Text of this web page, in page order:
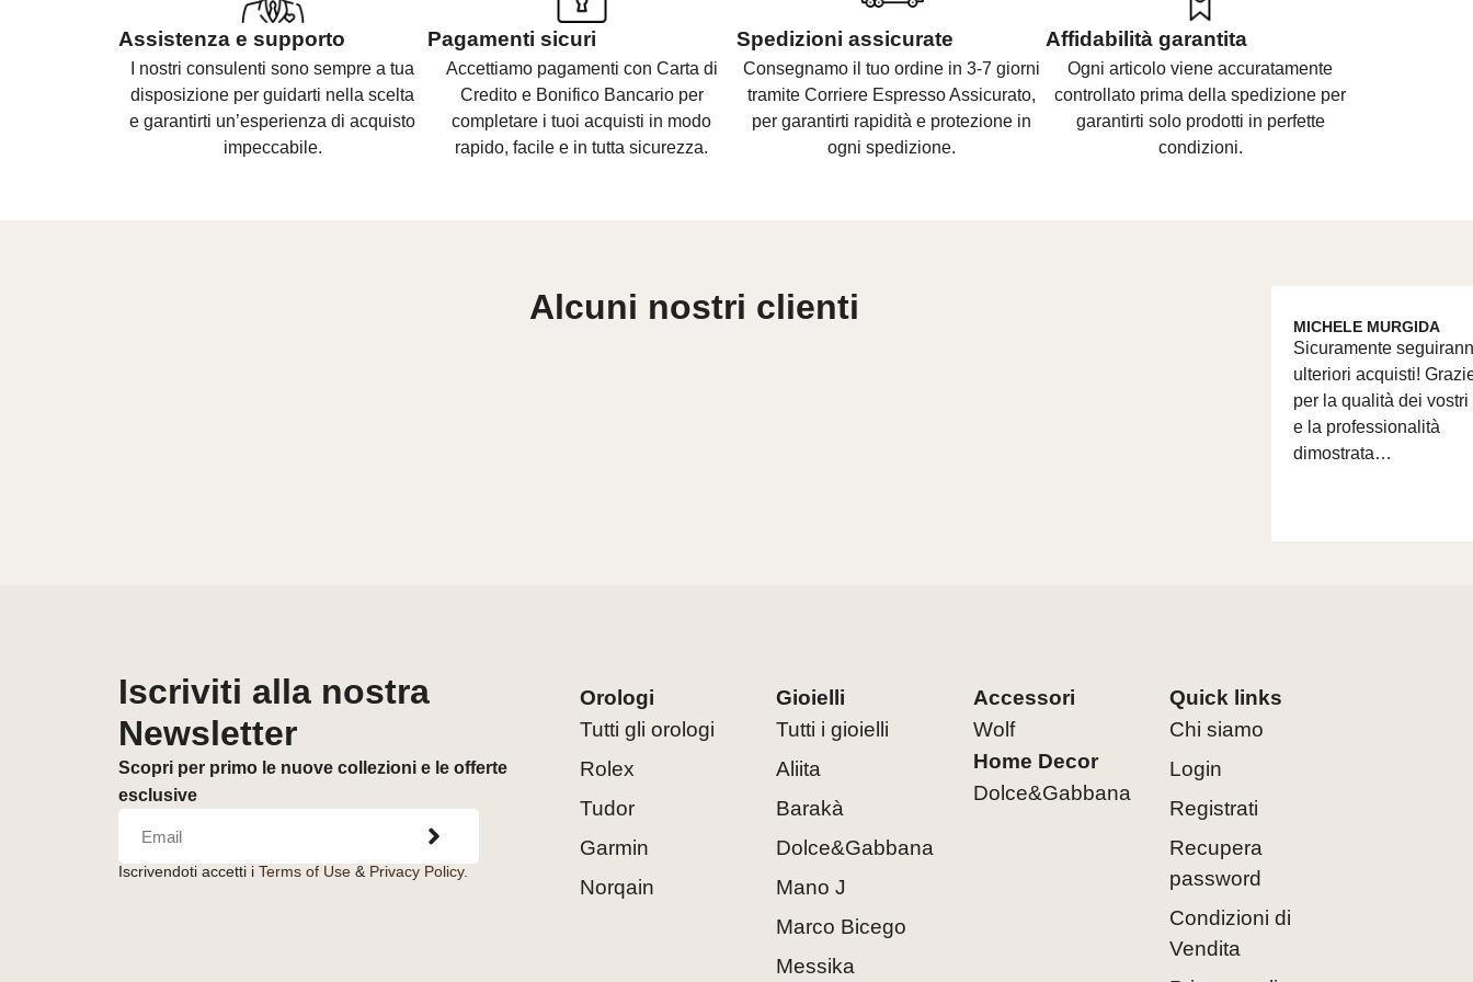
Assistenza e supporto
I nostri consulenti sonosempre a tua
disposizione per guidarti nella scelta
egarantirti un’esperienza di acquisto
impeccabile.
Pagamenti sicuri
Accettiamo pagamenti con Carta di
Credito e Bonifico Bancario per
completare i tuoi acquisti in modo
rapido, facile e in tutta sicurezza.
Spedizioni assicurate
Consegnamo il tuo ordine in 3-7 giorni
tramite Corriere Espresso Assicurato,
per garantirti rapidità e protezione in
ogni spedizione.
Affidabilità garantita
Ogni articolo viene accuratamente
controllato prima della spedizione per
garantirti solo prodotti in perfette
condizioni.
Alcuni nostri clienti MICHELE MURGIDA
Sicuramente
ulteriori acquisti!
per la qualità dei vostri
e la professionalità
dimostrata…
Iscriviti alla nostra
Newsletter
Scopri per primo le nuove collezioni e le offerte
esclusive
Iscrivendoti accetti i Terms of Use& Privacy Policy.
Orologi
Tutti gli orologi
Rolex
Tudor
Garmin
Norqain
Gioielli
Tutti i gioielli
Aliita
Barakà
Dolce&Gabbana
Mano J
Marco Bicego
Messika
Accessori
Wolf
Home Decor
Dolce&Gabbana
Quick links
Chi siamo
Login
Registrati
Recupera
password
Condizioni di
Vendita